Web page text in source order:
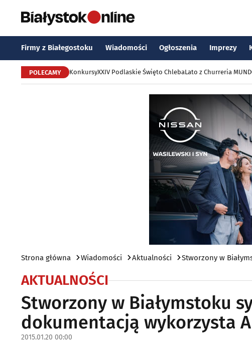
Firmy z Białegostoku Wiadomości Ogłoszenia Imprezy
POLECAMY KonkursyXXIV Podlaskie Święto ChlebaLato z Churreria
Strona główna Wiadomości Aktualności Stworzony w
AKTUALNOŚCI
Stworzony w Białymstoku
dokumentacją wykorzysta
2015.01.20 00:00